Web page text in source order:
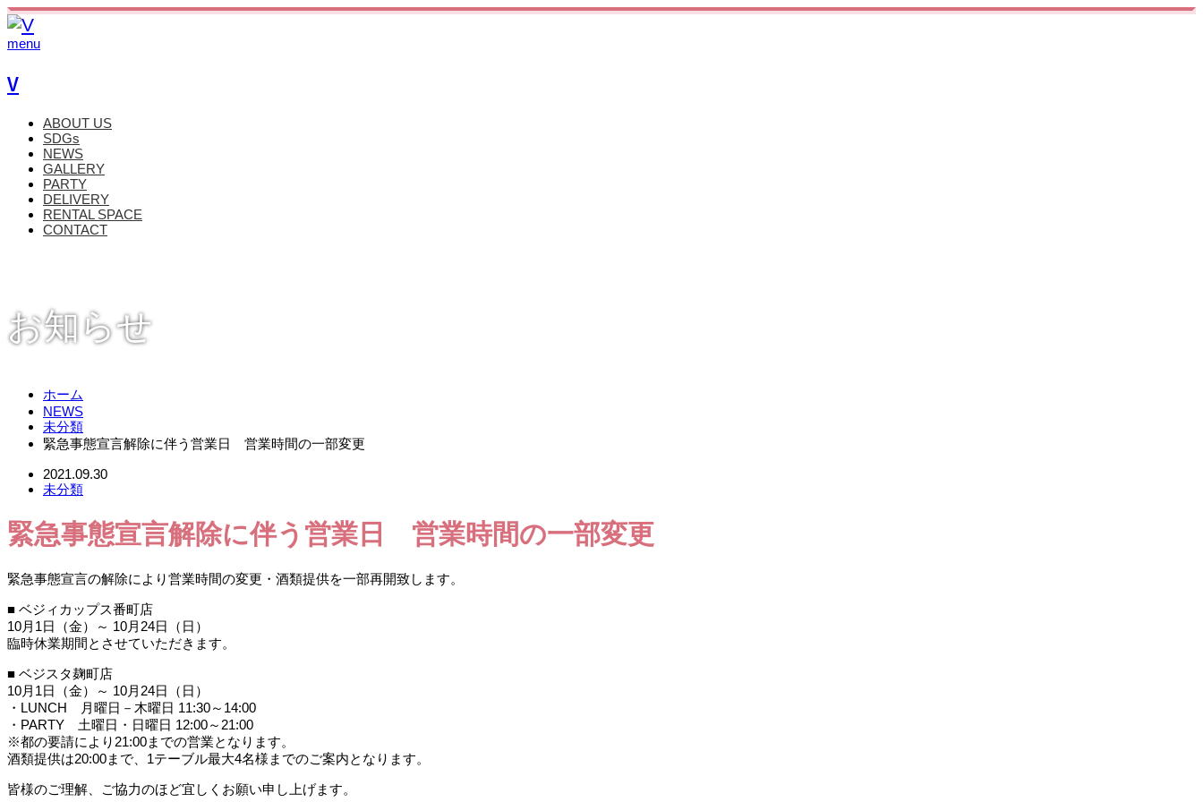
menu
V
ABOUT US
SDGs
NEWS
GALLERY
PARTY
DELIVERY
RENTAL SPACE
CONTACT
お知らせ
ホーム
NEWS
未分類
緊急事態宣言解除に伴う営業日 営業時間の一部変更
2021.09.30
未分類
緊急事態宣言解除に伴う営業日 営業時間の一部変更
緊急事態宣言の解除により営業時間の変更・酒類提供を一部再開致します。
■ ベジィカップス番町店
10月1日（金）～ 10月24日（日）
臨時休業期間とさせていただきます。
■ ベジスタ麹町店
10月1日（金）～ 10月24日（日）
・LUNCH 月曜日－木曜日 11:30～14:00
・PARTY 土曜日・日曜日 12:00～21:00
※都の要請により21:00までの営業となります。
酒類提供は20:00まで、1テーブル最大4名様までのご案内となります。
皆様のご理解、ご協力のほど宜しくお願い申し上げます。